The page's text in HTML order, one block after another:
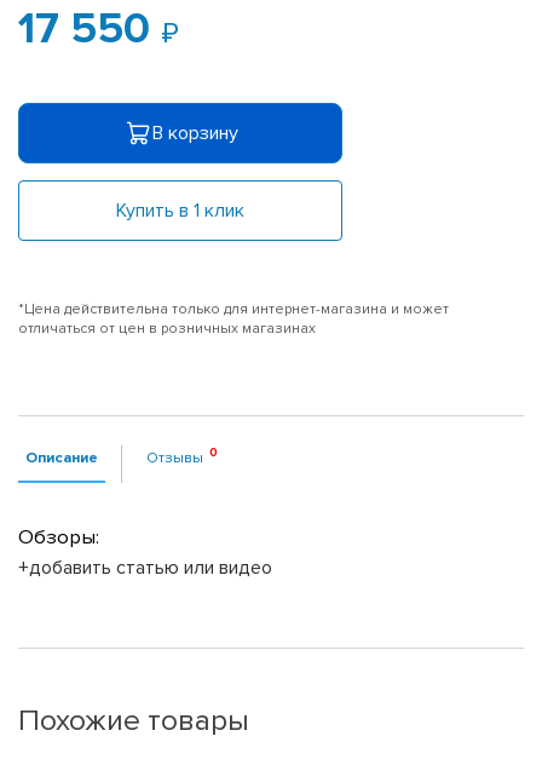
17 550
В корзину
Купить в 1 клик
*Цена действительна только для интернет-магазина и может
отличаться от цен в розничных магазинах
Описание Отзывы
Обзоры:
+добавить статью или видео
Похожие товары